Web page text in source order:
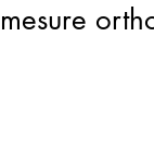
mesure